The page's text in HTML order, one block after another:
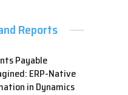
Reports
Payable
ERP-Native
in Dynamics